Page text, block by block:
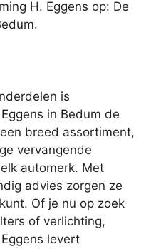
H. Eggens op: De
is
in Bedum de
breed assortiment,
vervangende
automerk. Met
advies zorgen ze
Of je nu op zoek
of verlichting,
levert